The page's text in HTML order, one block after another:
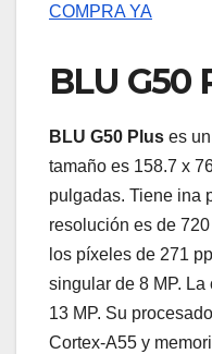
COMPRA YA
BLU G50
BLU G50 Plus es
tamaño es 158.7 x
pulgadas. Tiene ina
resolución es de
los píxeles de 271
singular de 8 MP.
13 MP. Su
Cortex-A55 y